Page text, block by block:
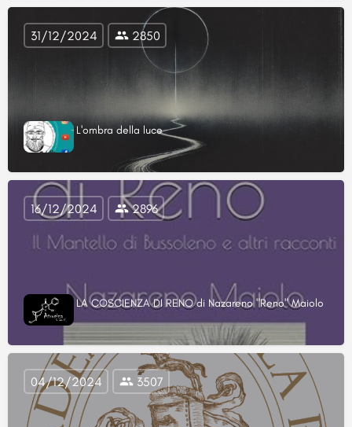
L'ombra della luce
31/12/2024 2850
LA COSCIENZA DI RENO di Nazareno "Reno" Maiolo
16/12/2024 2896
04/12/2024 3507